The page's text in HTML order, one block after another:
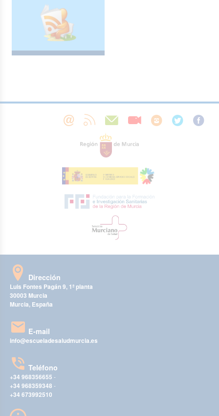
Dirección
Luis Fontes Pagán 9, 1ª planta
30003 Murcia
Murcia, España
E-mail
info@escueladesaludmurcia.es
Teléfono
+34 968356655 -
+34 968359348 -
+34 673992510